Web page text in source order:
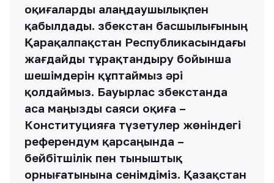
оқиғаларды алаңдаушылықпен
қабылдады. Өзбекстан басшылығының
Қарақалпақстан Республикасындағы
жағдайды тұрақтандыру бойынша
шешімдерін құптаймыз әрі
қолдаймыз. Бауырлас Өзбекстанда
аса маңызды саяси оқиға –
Конституцияға түзетулер жөніндегі
референдум қарсаңында –
бейбітшілік пен тыныштық
орнығатынына сенімдіміз. Қазақстан